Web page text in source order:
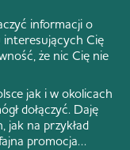
informacji o
Cię
że nic Cię nie
jak i w okolicach
dołączyć. Daję
jak na przykład
promocja…